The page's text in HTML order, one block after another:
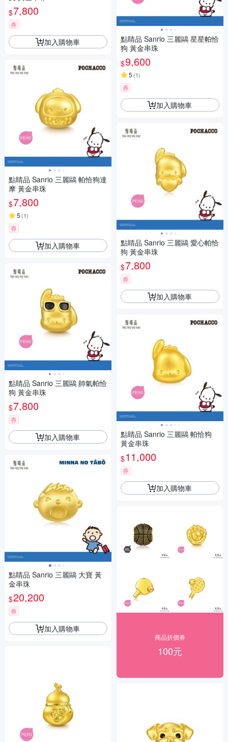
$7,800
券
加入購物車
點睛品 Sanrio 三麗鷗 帕恰狗達
摩 黃金串珠
$7,800
5 (1)
券
加入購物車
點睛品 Sanrio 三麗鷗 帥氣帕恰
狗 黃金串珠
$7,800
券
加入購物車
點睛品 Sanrio 三麗鷗 大寶 黃
金串珠
$20,200
券
加入購物車
點睛品 Sanrio 三麗鷗 星星帕恰
狗 黃金串珠
$9,600
5 (1)
券
加入購物車
點睛品 Sanrio 三麗鷗 愛心帕恰
狗 黃金串珠
$7,800
券
加入購物車
點睛品 Sanrio 三麗鷗 帕恰狗
黃金串珠
$11,000
券
加入購物車
商品折價券
100元